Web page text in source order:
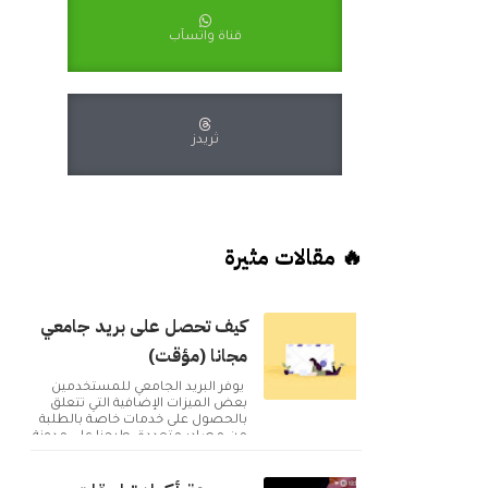
قناة واتسآب
ثريدز
🔥 مقالات مثيرة
كيف تحصل على بريد جامعي
مجانا (مؤقت)
يوفر البريد الجامعي للمستخدمين
بعض الميزات الإضافية التي تتعلق
بالحصول على خدمات خاصة بالطلبة
من مصادر متعددة. طرحنا على مدونة